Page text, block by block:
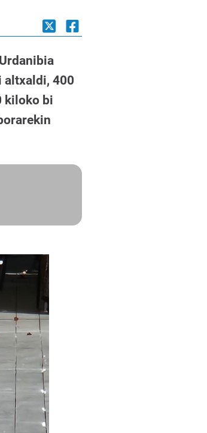
altxaldi, 400
kiloko bi